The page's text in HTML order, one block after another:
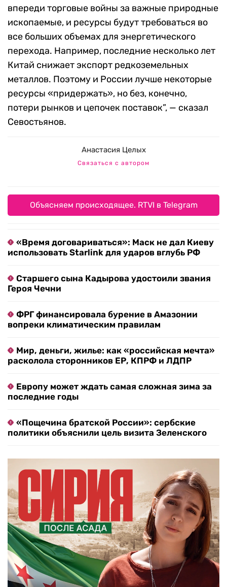
впереди торговые войны за важные природные
ископаемые, и ресурсы будут требоваться во
все больших объемах для энергетического
перехода. Например, последние несколько лет
Китай снижает экспорт редкоземельных
металлов. Поэтому и России лучше некоторые
ресурсы «придержать», но без, конечно,
потери рынков и цепочек поставок”, — сказал
Севостьянов.
Анастасия Целых
Связаться с автором
Объясняем происходящее. RTVI в Telegram
«Время договариваться»: Маск не дал Киеву
использовать Starlink для ударов вглубь РФ
Старшего сына Кадырова удостоили звания
Героя Чечни
ФРГ финансировала бурение в Амазонии
вопреки климатическим правилам
Мир, деньги, жилье: как «российская мечта»
расколола сторонников ЕР, КПРФ и ЛДПР
Европу может ждать самая сложная зима за
последние годы
«Пощечина братской России»: сербские
политики объяснили цель визита Зеленского